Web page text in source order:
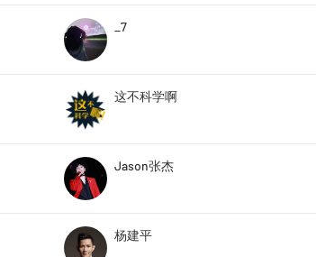
_7
这不科学啊
Jason张杰
杨建平